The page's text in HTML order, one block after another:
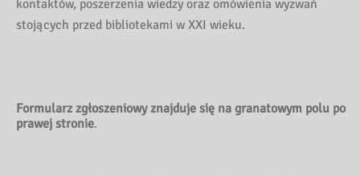
kontaktów, poszerzenia wiedzy oraz omówienia wyzwań
stojących przed bibliotekami w XXI wieku.
Formularz zgłoszeniowy znajduje się na granatowym polu po
prawej stronie.